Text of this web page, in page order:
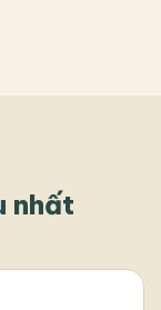
nhất